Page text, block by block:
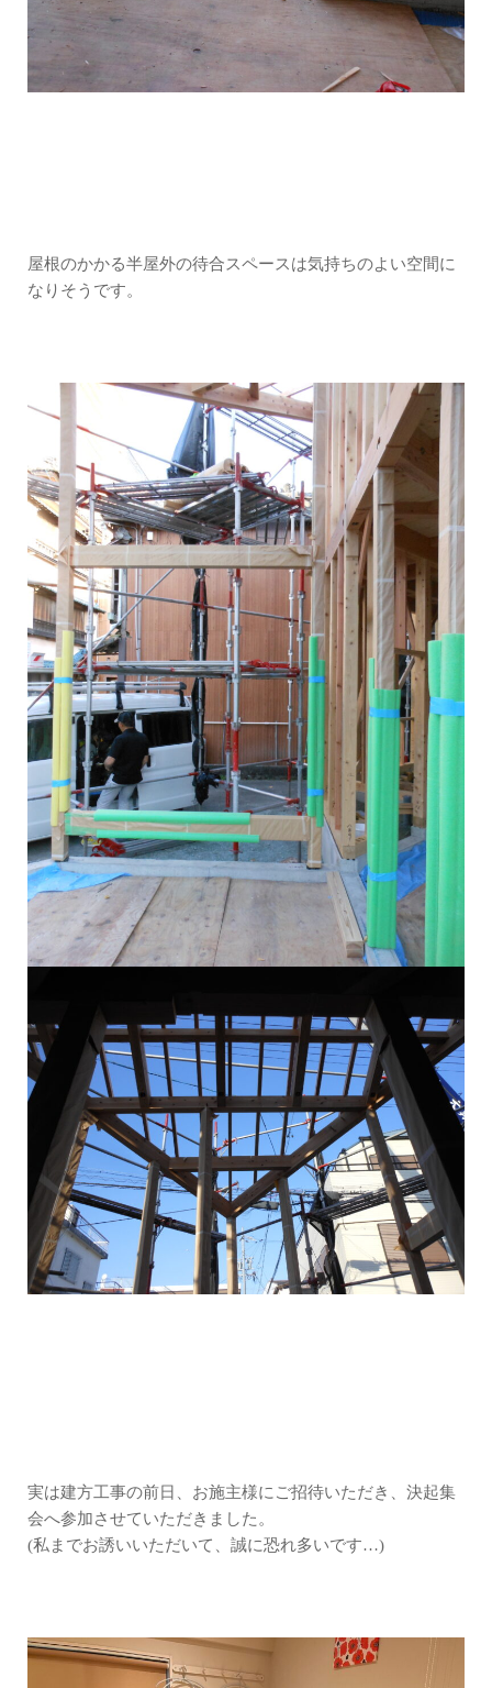
屋根のかかる半屋外の待合スペースは気持ちのよい空間に
なりそうです。
実は建方工事の前日、お施主様にご招待いただき、決起集
会へ参加させていただきました。
(私までお誘いいただいて、誠に恐れ多いです…)